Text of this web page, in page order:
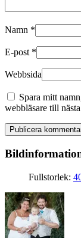
Namn *
E-post *
Webbsida
Spara mitt
webbläsare till
Fullstorlek: